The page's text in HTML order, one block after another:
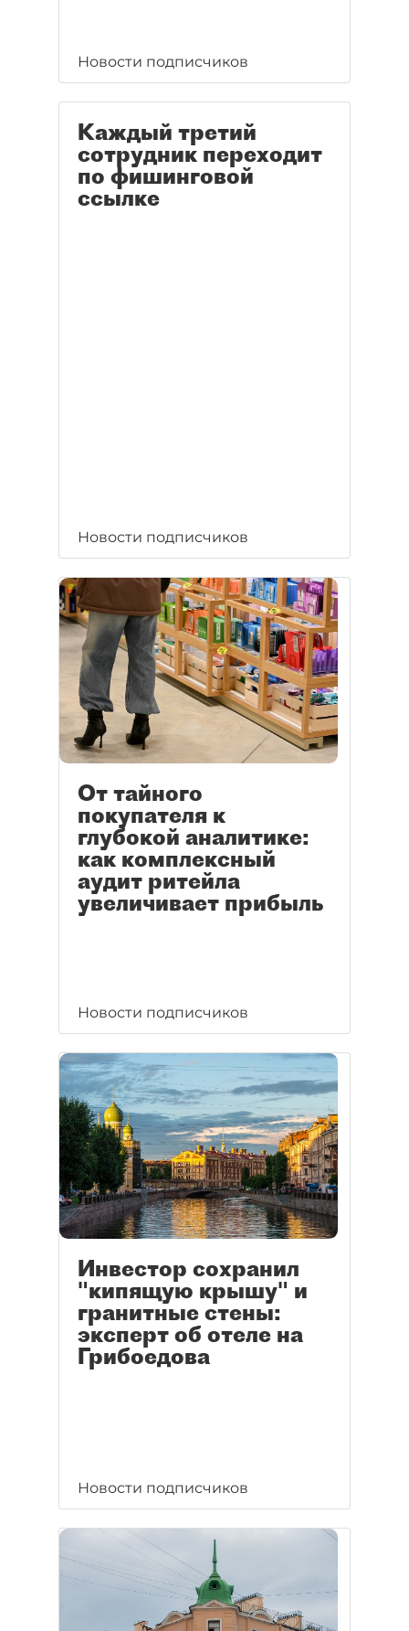
Новости подписчиков
Каждый третий
сотрудник переходит
по фишинговой
ссылке
Новости подписчиков
От тайного
покупателя к
глубокой аналитике:
как комплексный
аудит ритейла
увеличивает прибыль
Новости подписчиков
Инвестор сохранил
"кипящую крышу" и
гранитные стены:
эксперт об отеле на
Грибоедова
Новости подписчиков